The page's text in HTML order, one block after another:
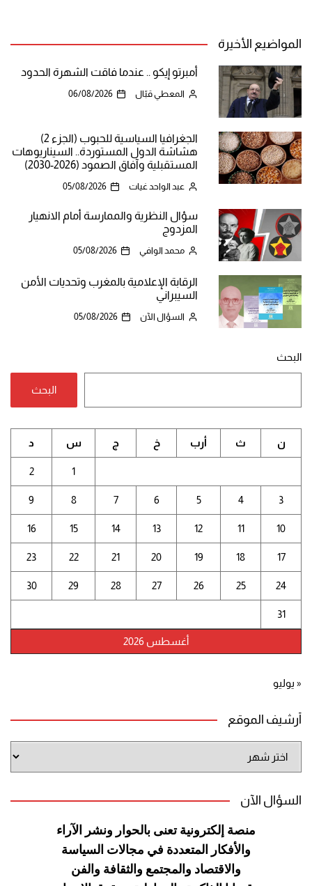
المواضيع الأخيرة
أمبرتو إيكو .. عندما فاقت الشهرة الحدود
المعطي قبّال 06/08/2026
الجغرافيا السياسية للحبوب (الجزء 2)
هشاشة الدول المستوردة.. السيناريوهات
المستقبلية وآفاق الصمود (2026-2030)
عبد الواحد غيات 05/08/2026
سؤال النظرية والممارسة أمام الانهيار
المزدوج
محمد الوافي 05/08/2026
الرقابة الإعلامية بالمغرب وتحديات الأمن
السيبراني
السؤال الآن 05/08/2026
البحث
البحث
أغسطس 2026
ن ث أرب خ ج س د
1
2
3
4
5
6
7
8
9
10
11
12
13
14
15
16
17
18
19
20
21
22
23
24
25
26
27
28
29
30
31
« يوليو
أرشيف الموقع
الموقع
السؤال الآن
منصة إلكترونية تعنى بالحوار ونشر
الآراء
والأفكار المتعددة في مجالات السياسة
والاقتصاد والمجتمع والثقافة والفن